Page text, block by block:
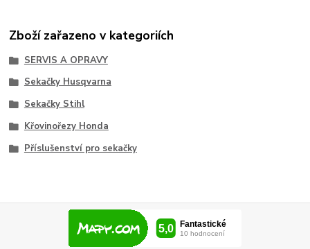
Zboží zařazeno v kategoriích
SERVIS A OPRAVY
Sekačky Husqvarna
Sekačky Stihl
Křovinořezy Honda
Příslušenství pro sekačky